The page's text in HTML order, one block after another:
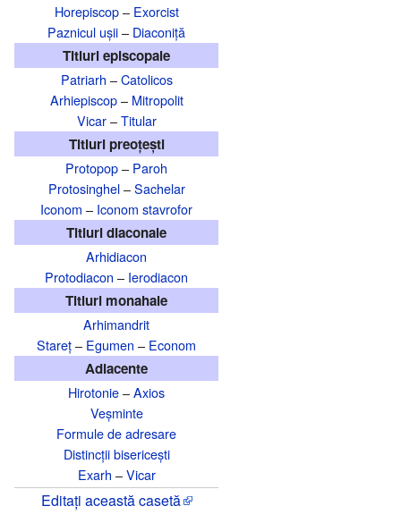
Horepiscop– Exorcist
Paznicul ușii– Diaconiță
Titluri episcopale
Patriarh –Catolicos
Arhiepiscop– Mitropolit
Vicar–Titular
Titluri preoțești
Protopop– Paroh
Protosinghel–Sachelar
Iconom – Iconom stavrofor
Titluri diaconale
Arhidiacon
Protodiacon – Ierodiacon
Titluri monahale
Arhimandrit
Stareț– Egumen – Econom
Adiacente
Hirotonie–Axios
Veșminte
Formule de adresare
Distincții bisericești
Exarh –Vicar
Editați această casetă